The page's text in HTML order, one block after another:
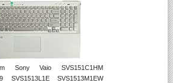
Sony Vaio SVS151C1HM
SVS1513L1E SVS1513M1EW